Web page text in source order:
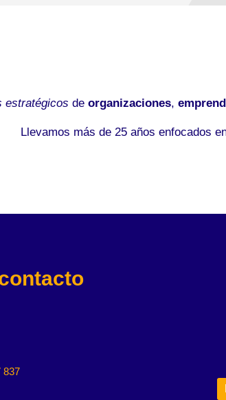
estratégicos de organizaciones,
Llevamos más de 25 años enfocados
837